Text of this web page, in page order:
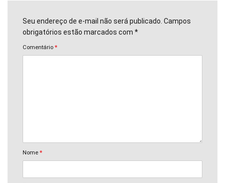
Seu endereço de e-mail não será publicado. Campos
obrigatórios estão marcados com *
Comentário *
Nome *